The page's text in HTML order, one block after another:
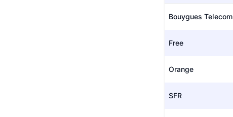
Bouygues Telecom
Free
Orange
SFR